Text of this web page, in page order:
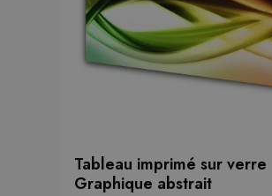
Tableau imprimé sur verre
Graphique abstrait